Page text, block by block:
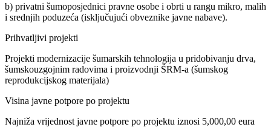
b) privatni šumoposjednici pravne osobe i obrti u rangu mikro, malih
i srednjih poduzeća (isključujući obveznike javne nabave).
Prihvatljivi projekti
Projekti modernizacije šumarskih tehnologija u pridobivanju drva,
šumskouzgojnim radovima i proizvodnji ŠRM-a (šumskog
reprodukcijskog materijala)
Visina javne potpore po projektu
Najniža vrijednost javne potpore po projektu iznosi 5,000,00 eura